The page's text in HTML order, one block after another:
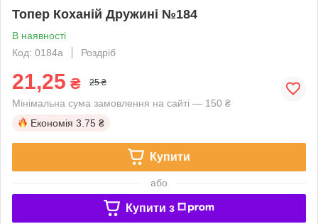
Топер Коханій Дружині №184
В наявності
Код: 0184a
Роздріб
21,25 ₴ 25 ₴
Мінімальна сума замовлення на сайті — 150 ₴
Економія 3.75 ₴
Купити
або
Купити з